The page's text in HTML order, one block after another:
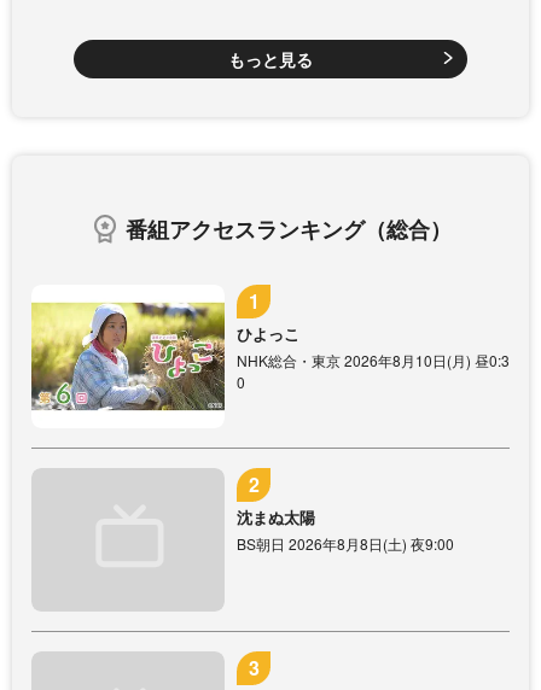
もっと見る
番組アクセスランキング（総合）
ひよっこ
NHK総合・東京 2026年8月10日(月) 昼0:3
0
沈まぬ太陽
BS朝日 2026年8月8日(土) 夜9:00